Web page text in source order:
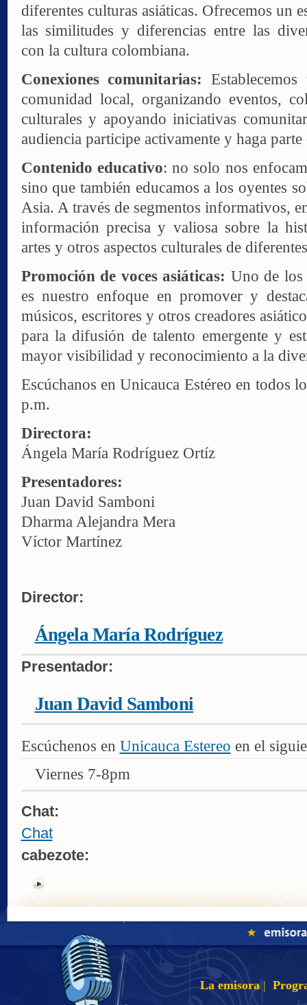
diferentes culturas asiáticas. Ofrecemos un
las similitudes y diferencias entre las
con la cultura colombiana.
Conexiones comunitarias:
comunidad local, organizando eventos,
culturales y apoyando iniciativas
audiencia participe activamente y haga
Contenido educativo: no solo nos
sino que también educamos a los oyentes
Asia. A través de segmentos informativos,
información precisa y valiosa sobre la
artes y otros aspectos culturales de
Promoción de voces asiáticas: Uno de los
es nuestro enfoque en promover y
músicos, escritores y otros creadores
para la difusión de talento emergente y
mayor visibilidad y reconocimiento a la
Escúchanos en Unicauca Estéreo en todos
p.m.
Directora:
Ángela María Rodríguez Ortíz
Presentadores:
Juan David Samboni
Dharma Alejandra Mera
Víctor Martínez
Director:
Ángela María Rodríguez
Presentador:
Juan David Samboni
Escúchenos en Unicauca Estereo en el
Viernes 7-8pm
Chat:
Chat
cabezote:
La emisora |